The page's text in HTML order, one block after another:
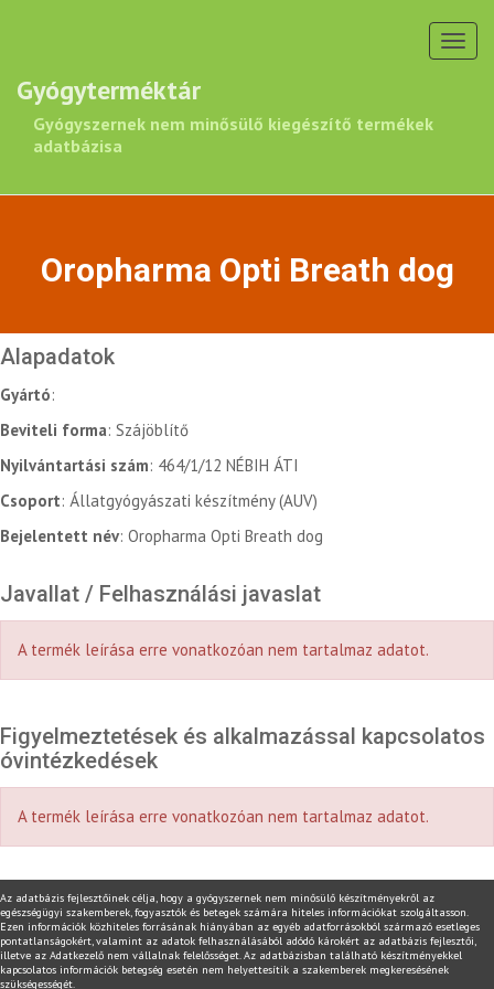
Gyógyterméktár
Gyógyszernek nem minősülő kiegészítő termékek
adatbázisa
Oropharma Opti Breath dog
Alapadatok
Gyártó:
Beviteli forma: Szájöblítő
Nyilvántartási szám: 464/1/12 NÉBIH ÁTI
Csoport: Állatgyógyászati készítmény (AUV)
Bejelentett név: Oropharma Opti Breath dog
Javallat / Felhasználási javaslat
A termék leírása erre vonatkozóan nem tartalmaz adatot.
Figyelmeztetések és alkalmazással kapcsolatos
óvintézkedések
A termék leírása erre vonatkozóan nem tartalmaz adatot.
Az adatbázis fejlesztőinek célja, hogy a gyógyszernek nem minősülő készítményekről az
egészségügyi szakemberek, fogyasztók és betegek számára hiteles információkat szolgáltasson.
Ezen információk közhiteles forrásának hiányában az egyéb adatforrásokból származó esetleges
pontatlanságokért, valamint az adatok felhasználásából adódó károkért az adatbázis fejlesztői,
illetve az Adatkezelő nem vállalnak felelősséget. Az adatbázisban található készítményekkel
kapcsolatos információk betegség esetén nem helyettesítik a szakemberek megkeresésének
szükségességét.